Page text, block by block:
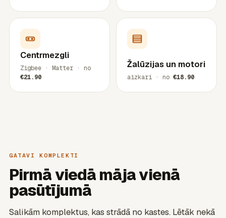
Centrmezgli
Zigbee · Matter · no
€21.90
Žalūzijas un motori
aizkari · no €18.90
GATAVI KOMPLEKTI
Pirmā viedā māja vienā
pasūtījumā
Salikām komplektus, kas strādā no kastes. Lētāk nekā